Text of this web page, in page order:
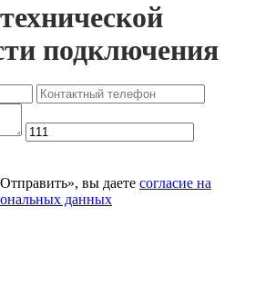
подключения
вы даете согласие на
данных